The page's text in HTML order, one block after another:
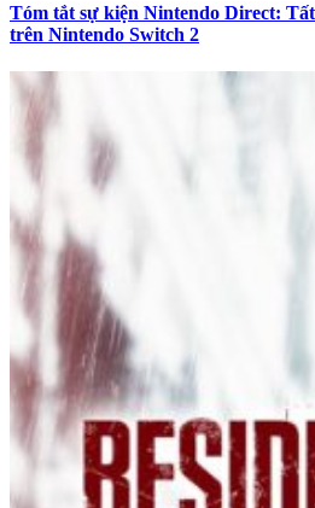
Tóm tắt sự kiện Nintendo Direct:
trên Nintendo Switch 2